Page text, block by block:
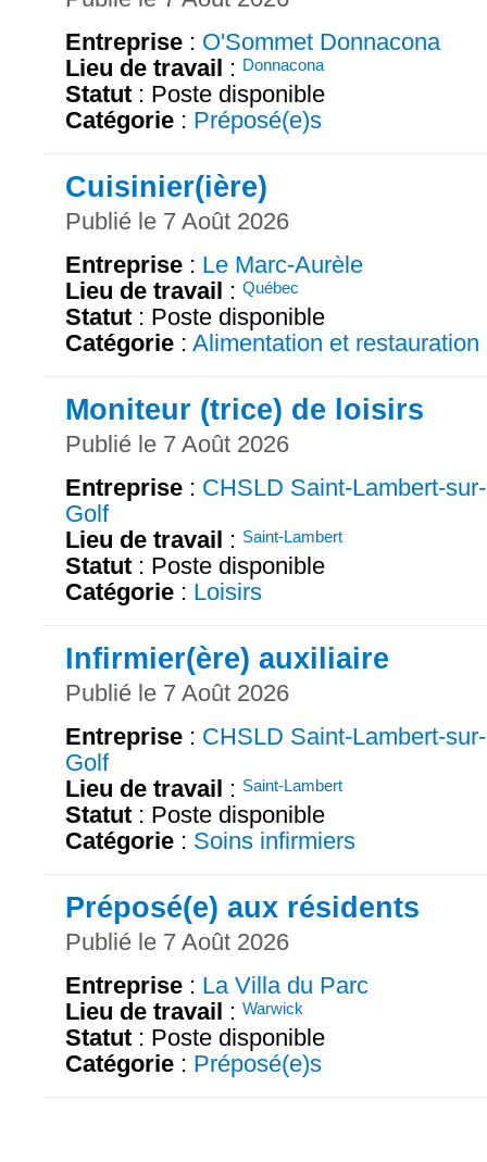
Entreprise : O'Sommet Donnacona
Lieu de travail : Donnacona
Statut : Poste disponible
Catégorie : Préposé(e)s
Cuisinier(ière)
Publié le 7 Août 2026
Entreprise : Le Marc-Aurèle
Lieu de travail : Québec
Statut : Poste disponible
Catégorie : Alimentation et restauration
Moniteur (trice) de loisirs
Publié le 7 Août 2026
Entreprise : CHSLD Saint-Lambert-
Golf
Lieu de travail : Saint-Lambert
Statut : Poste disponible
Catégorie : Loisirs
Infirmier(ère) auxiliaire
Publié le 7 Août 2026
Entreprise : CHSLD Saint-Lambert-
Golf
Lieu de travail : Saint-Lambert
Statut : Poste disponible
Catégorie : Soins infirmiers
Préposé(e) aux résidents
Publié le 7 Août 2026
Entreprise : La Villa du Parc
Lieu de travail : Warwick
Statut : Poste disponible
Catégorie : Préposé(e)s